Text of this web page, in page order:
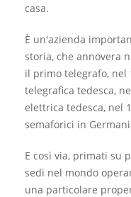
casa.
È un'azienda
storia, che annovera
il primo telegrafo, nel
telegrafica tedesca,
elettrica tedesca, nel
semaforici in
E così via, primati su
sedi nel mondo
una particolare